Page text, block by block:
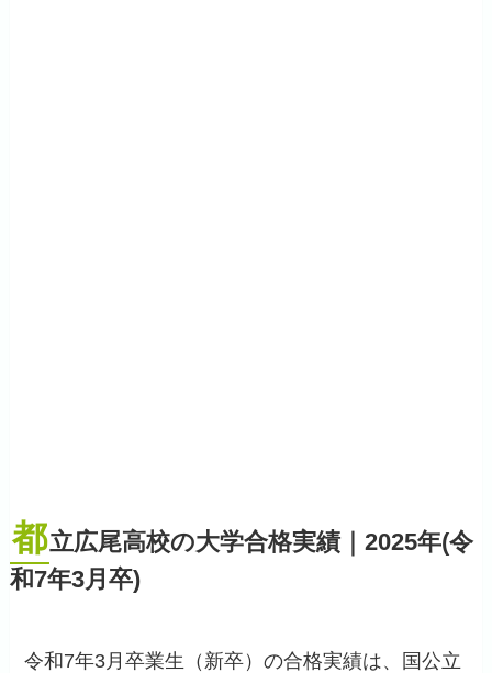
都立広尾高校の大学合格実績｜2025年(令
和7年3月卒)
令和7年3月卒業生（新卒）の合格実績は、国公立